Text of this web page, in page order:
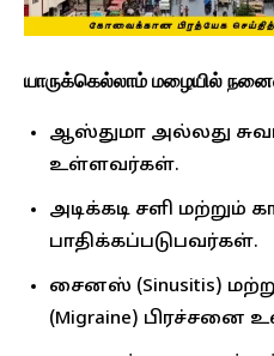
யாருக்கெல்லாம் மழையில்
ஆஸ்துமா அல்லது
உள்ளவர்கள்.
அடிக்கடி சளி மற்றும்
பாதிக்கப்படுபவர்கள்.
சைனஸ் (Sinusitis)
(Migraine) பிரச்சனை